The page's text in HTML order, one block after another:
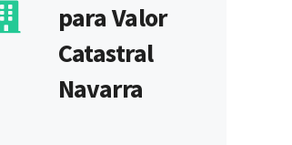
para Valor
Catastral
Navarra